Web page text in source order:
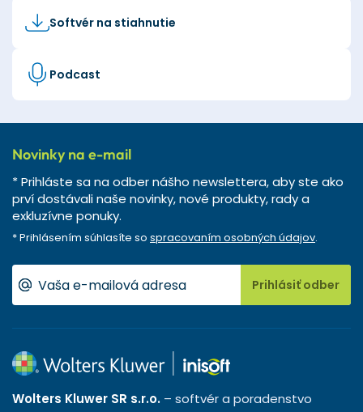
Softvér na stiahnutie
Podcast
Novinky na e-mail
* Prihláste sa na odber nášho newslettera, aby ste ako
prví dostávali naše novinky, nové produkty, rady a
exkluzívne ponuky.
* Prihlásením súhlasíte so spracovaním osobných údajov.
Prihlásiť odber
Wolters Kluwer SR s.r.o. – softvér a poradenstvo